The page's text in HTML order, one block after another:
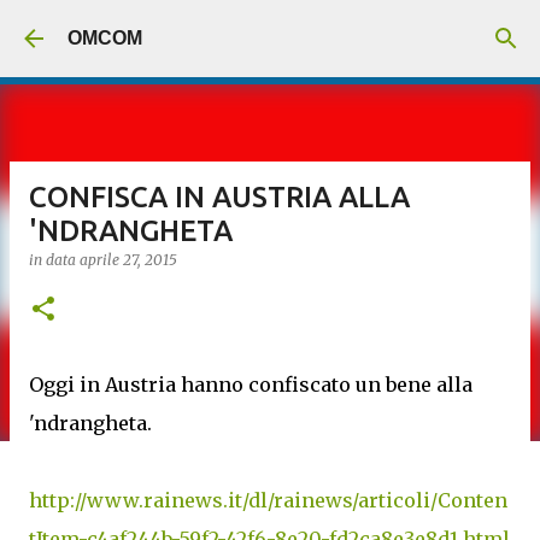
OMCOM
CONFISCA IN AUSTRIA ALLA
'NDRANGHETA
in data aprile 27, 2015
Oggi in Austria hanno confiscato un bene alla
'ndrangheta.
http://www.rainews.it/dl/rainews/articoli/Conten